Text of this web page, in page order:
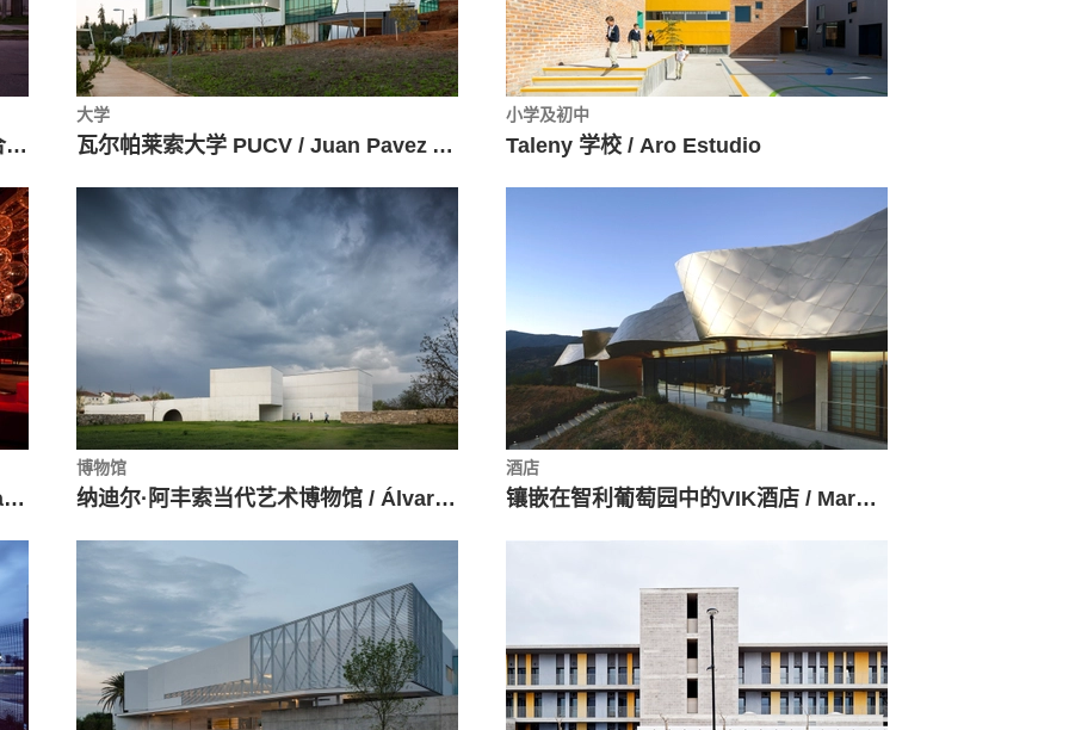
NBI社区里犹太教堂和社区中心的集合体 / Nicolas Loi
大学
瓦尔帕莱索大学 PUCV / Juan Pavez Aguilar + José Requesens Aldea
小学及初中
Taleny 学校 / Aro Estudio
里约热内卢可口可乐展馆 / Atelier Marko Brajovic
博物馆
纳迪尔·阿丰索当代艺术博物馆 / Álvaro Siza Vieira
酒店
镶嵌在智利葡萄园中的VIK酒店 / Marcelo Daglio Arquitectos